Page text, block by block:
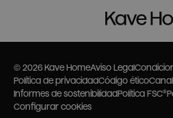
© 2026 Kave HomeAviso Legal
Política de privacidadCódigo ético
Informes de sostenibilidadPolítica FSC®
Configurar cookies